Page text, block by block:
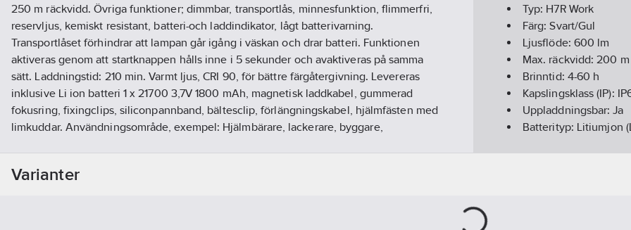
250 m räckvidd. Övriga funktioner; dimmbar, transportlås, minnesfunktion, flimmerfri,
reservljus, kemiskt resistant, batteri-och laddindikator, lågt batterivarning.
Transportlåset förhindrar att lampan går igång i väskan och drar batteri. Funktionen
aktiveras genom att startknappen hålls inne i 5 sekunder och avaktiveras på samma
sätt. Laddningstid: 210 min. Varmt ljus, CRI 90, för bättre färgåtergivning. Levereras
inklusive Li ion batteri 1 x 21700 3,7V 1800 mAh, magnetisk laddkabel, gummerad
fokusring, fixingclips, siliconpannband, bältesclip, förlängningskabel, hjälmfästen med
limkuddar. Användningsområde, exempel: Hjälmbärare, lackerare, byggare,
Räckvidd: (250)200/25 m
Typ: H7R Work
Färg:Svart/Gul
Ljusflöde: 600 lm
Max. räckvidd:200 m
Brinntid: 4-60 h
Kapslingsklass (IP):
Uppladdningsbar:Ja
Batterityp: Litiumjon
Varianter